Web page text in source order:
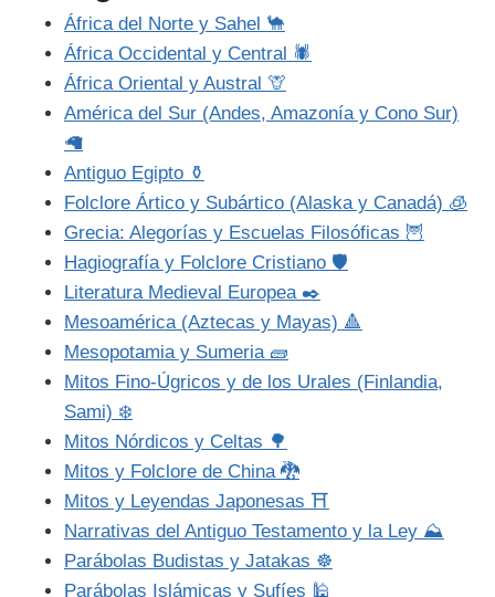
África del Norte y Sahel 🐪
África Occidental y Central 🕷️
África Oriental y Austral 🦒
América del Sur (Andes, Amazonía y Cono Sur)
🦙
Antiguo Egipto ⚱️
Folclore Ártico y Subártico (Alaska y Canadá) 🧊
Grecia: Alegorías y Escuelas Filosóficas 🦉
Hagiografía y Folclore Cristiano 🛡️
Literatura Medieval Europea ✒️
Mesoamérica (Aztecas y Mayas) 🔺
Mesopotamia y Sumeria 🧱
Mitos Fino-Úgricos y de los Urales (Finlandia,
Sami) ❄️
Mitos Nórdicos y Celtas 🌳
Mitos y Folclore de China 🐉
Mitos y Leyendas Japonesas ⛩️
Narrativas del Antiguo Testamento y la Ley ⛰️
Parábolas Budistas y Jatakas ☸️
Parábolas Islámicas y Sufíes 🕌